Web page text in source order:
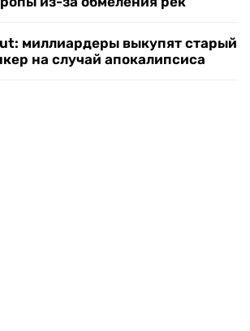
миллиардеры выкупят старый
на случай апокалипсиса